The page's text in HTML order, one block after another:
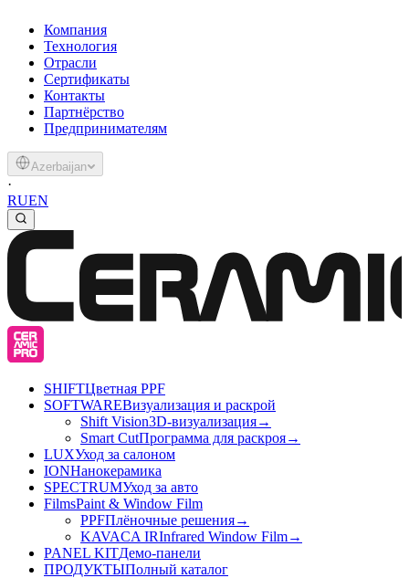
Компания
Технология
Отрасли
Сертификаты
Контакты
Партнёрство
Предпринимателям
Azerbaijan
·
RUEN
SHIFTЦветная PPF
SOFTWAREВизуализация и раскрой
Shift Vision3D-визуализация→
Smart CutПрограмма для раскроя→
LUXУход за салоном
IONНанокерамика
SPECTRUMУход за авто
FilmsPaint & Window Film
PPFПлёночные решения→
KAVACA IRInfrared Window Film→
PANEL KITДемо-панели
ПРОДУКТЫПолный каталог